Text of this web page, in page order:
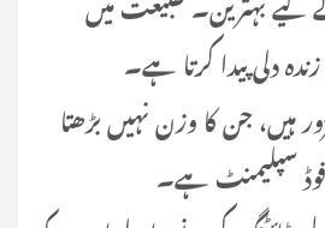
دلی پیدا کرتا ہے۔
ہیں، جن کا وزن نہیں بڑھتا
سپلیمنٹ ہے۔